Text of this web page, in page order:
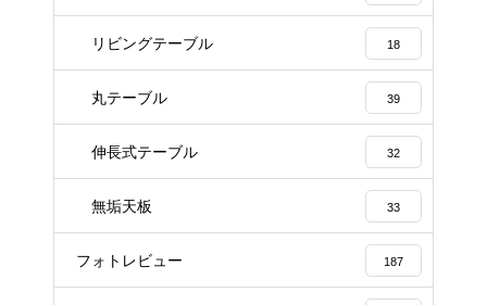
リビングテーブル 18
丸テーブル 39
伸長式テーブル 32
無垢天板 33
フォトレビュー 187